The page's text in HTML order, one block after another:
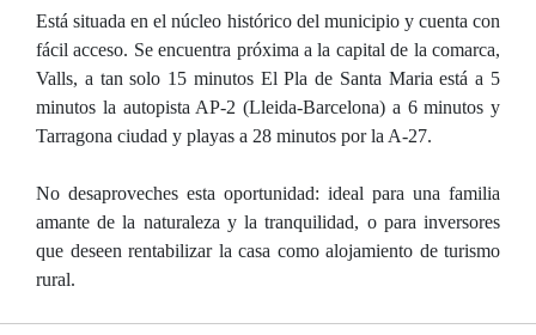
Está situada en el núcleo histórico del municipio y cuenta con
fácil acceso. Se encuentra próxima a la capital de la comarca,
Valls, a tan solo 15 minutos El Pla de Santa Maria está a 5
minutos la autopista AP-2 (Lleida-Barcelona) a 6 minutos y
Tarragona ciudad y playas a 28 minutos por la A-27.
No desaproveches esta oportunidad: ideal para una familia
amante de la naturaleza y la tranquilidad, o para inversores
que deseen rentabilizar la casa como alojamiento de turismo
rural.